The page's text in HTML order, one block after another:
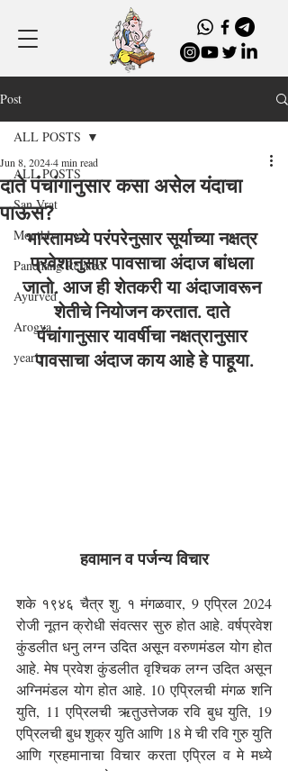
Post
ALL POSTS
San Vrat
Monthly
Panchang Related
Ayurved
Arogya
yearly
ALL POSTS
दाते पंचांगानुसार कसा असेल यंदाचा
पाऊस?
Jun 8, 20244 min read
भारतामध्ये परंपरेनुसार सूर्याच्या नक्षत्र
प्रवेशानुसार पावसाचा अंदाज बांधला
जातो. आज ही शेतकरी या अंदाजावरून
शेतीचे नियोजन करतात. दाते
पंचांगानुसार यावर्षीचा नक्षत्रानुसार
पावसाचा अंदाज काय आहे हे पाहूया.
हवामान व पर्जन्य विचार
शके १९४६ चैत्र शु. १ मंगळवार, 9 एप्रिल 2024
रोजी नूतन क्रोधी संवत्सर सुरु होत आहे. वर्षप्रवेश
कुंडलीत धनु लग्न उदित असून वरुणमंडल योग होत
आहे. मेष प्रवेश कुंडलीत वृश्चिक लग्न उदित असून
अग्निमंडल योग होत आहे. 10 एप्रिलची मंगळ शनि
युति, 11 एप्रिलची ऋतुउत्तेजक रवि बुध युति, 19
एप्रिलची बुध शुक्र युति आणि 18 मे ची रवि गुरु युति
आणि ग्रहमानाचा विचार करता एप्रिल व मे मध्ये